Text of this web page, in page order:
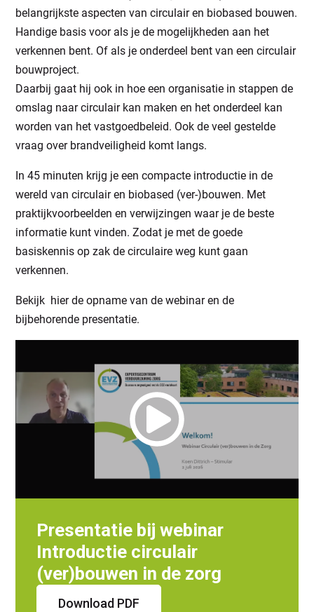
belangrijkste aspecten van circulair en biobased bouwen.
Handige basis voor als je de mogelijkheden aan het
verkennen bent. Of als je onderdeel bent van een circulair
bouwproject.
Daarbij gaat hij ook in hoe een organisatie in stappen de
omslag naar circulair kan maken en het onderdeel kan
worden van het vastgoedbeleid. Ook de veel gestelde
vraag over brandveiligheid komt langs.
In 45 minuten krijg je een compacte introductie in de
wereld van circulair en biobased (ver-)bouwen. Met
praktijkvoorbeelden en verwijzingen waar je de beste
informatie kunt vinden. Zodat je met de goede
basiskennis op zak de circulaire weg kunt gaan
verkennen.
Bekijk hier de opname van de webinar en de
bijbehorende presentatie.
Presentatie bij webinar
Introductie circulair
(ver)bouwen in de zorg
Download PDF